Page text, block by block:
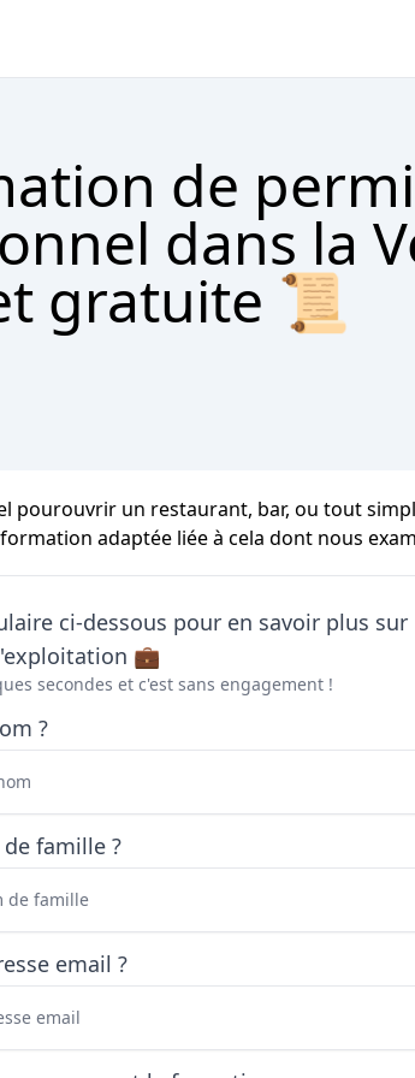
de
dans la
gratuite 📜
pourouvrir un restaurant, bar, ou tout
adaptée liée à cela dont nous
ci-dessous pour en savoir plus sur
💼
secondes et c'est sans engagement !
?
famille ?
email ?